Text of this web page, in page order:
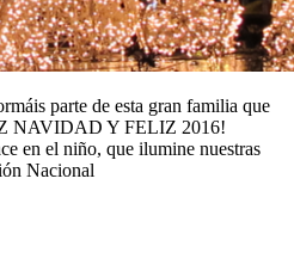
parte de esta gran familia que
NAVIDAD Y FELIZ 2016!
en el niño, que ilumine nuestras
Nacional